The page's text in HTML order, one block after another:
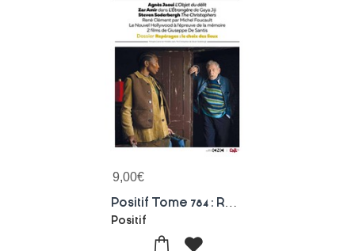
9,00€
Positif